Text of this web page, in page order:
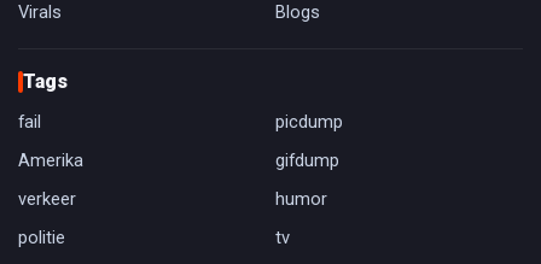
Virals
Blogs
Tags
fail
picdump
Amerika
gifdump
verkeer
humor
politie
tv